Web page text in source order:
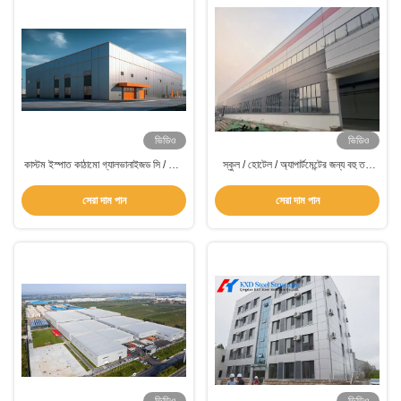
ভিডিও
কাস্টম ইস্পাত কাঠামো গ্যালভানাইজড সি / জেড
সেরা দাম পান
ভিডিও
স্কুল / হোটেল / অ্যাপার্টমেন্টের জন্য বহু তলা
সেরা দাম পান